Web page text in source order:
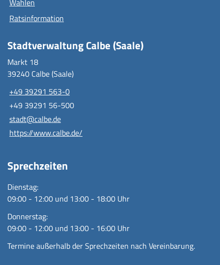
Wahlen
Ratsinformation
Stadtverwaltung Calbe (Saale)
Markt 18
39240 Calbe (Saale)
+49 39291 563-0
+49 39291 56-500
stadt@calbe.de
https://www.calbe.de/
Sprechzeiten
Dienstag:
09:00 - 12:00 und 13:00 - 18:00 Uhr
Donnerstag:
09:00 - 12:00 und 13:00 - 16:00 Uhr
Termine außerhalb der Sprechzeiten nach Vereinbarung.